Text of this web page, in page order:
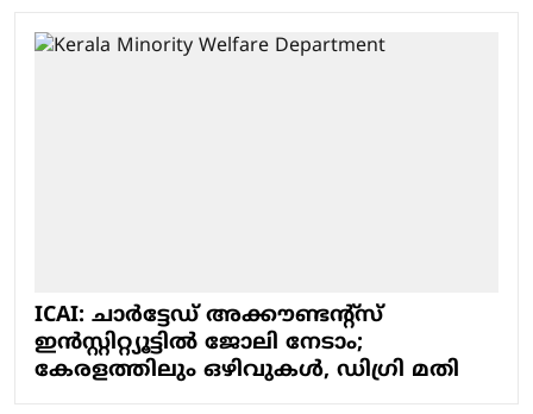
ICAI: ചാർട്ടേഡ് അക്കൗണ്ടന്റ്സ്
ഇൻസ്റ്റിറ്റ്യൂട്ടിൽ ജോലി നേടാം;
കേരളത്തിലും ഒഴിവുകൾ, ഡിഗ്രി മതി